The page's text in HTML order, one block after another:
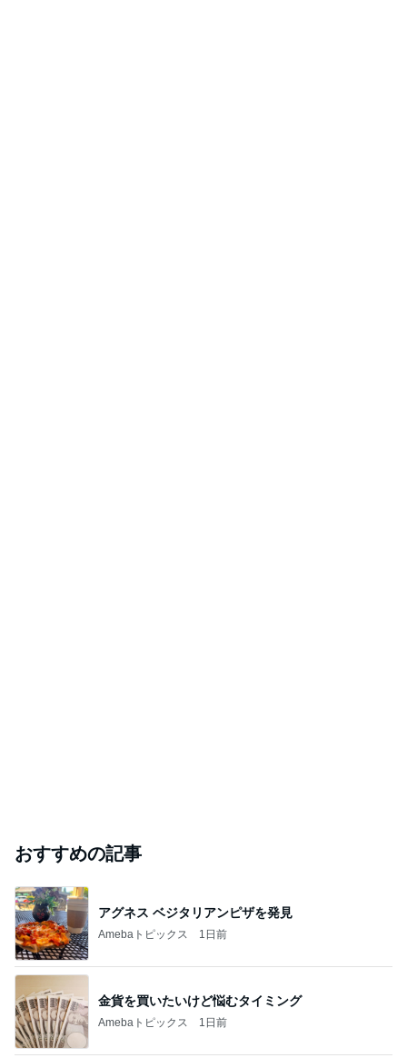
おすすめの記事
アグネス ベジタリアンピザを発見
Amebaトピックス 1日前
金貨を買いたいけど悩むタイミング
Amebaトピックス 1日前